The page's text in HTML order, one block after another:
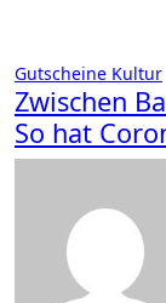
Gutscheine Kultur
Zwischen
So hat